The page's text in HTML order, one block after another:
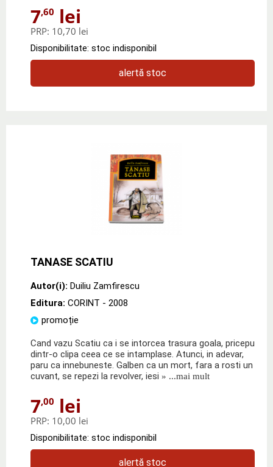
7,60 lei
PRP: 10,70 lei
Disponibilitate: stoc indisponibil
alertă stoc
TANASE SCATIU
Autor(i): Duiliu Zamfirescu
Editura: CORINT - 2008
promoție
Cand vazu Scatiu ca i se intorcea trasura goala, pricepu
dintr-o clipa ceea ce se intamplase. Atunci, in adevar,
paru ca innebuneste. Galben ca un mort, fara a rosti un
cuvant, se repezi la revolver, iesi » ...mai mult
7,00 lei
PRP: 10,00 lei
Disponibilitate: stoc indisponibil
alertă stoc